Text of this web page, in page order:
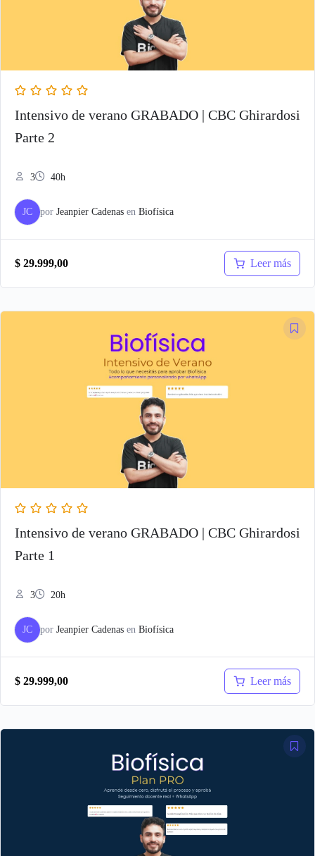
Intensivo de verano GRABADO | CBC Ghirardosi
Parte 2
3 40h
JC por Jeanpier Cadenas en Biofísica
$ 29.999,00 Leer más
Intensivo de verano GRABADO | CBC Ghirardosi
Parte 1
3 20h
JC por Jeanpier Cadenas en Biofísica
$ 29.999,00 Leer más